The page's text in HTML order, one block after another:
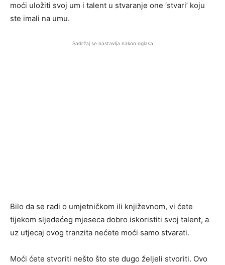
moći uložiti svoj um i talent u stvaranje one ‘stvari’ koju
ste imali na umu.
Sadržaj se nastavlja nakon oglasa
Bilo da se radi o umjetničkom ili književnom, vi ćete
tijekom sljedećeg mjeseca dobro iskoristiti svoj talent, a
uz utjecaj ovog tranzita nećete moći samo stvarati.
Moći ćete stvoriti nešto što ste dugo željeli stvoriti. Ovo